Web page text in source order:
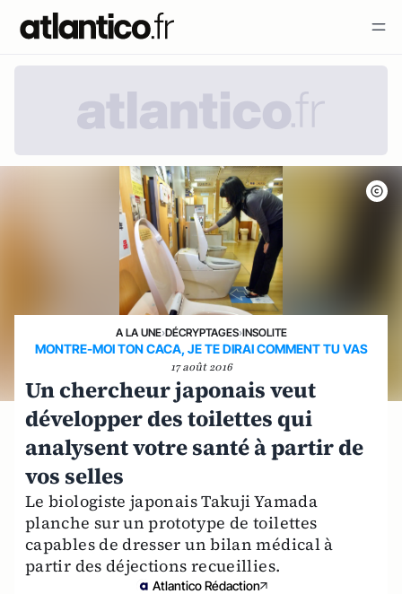
A LA UNE›DÉCRYPTAGES›INSOLITE
MONTRE-MOI TON CACA, JE TE DIRAI COMMENT TU VAS
17 août 2016
Un chercheur japonais veut
développer des toilettes qui
analysent votre santé à partir de
vos selles
Le biologiste japonais Takuji Yamada
planche sur un prototype de toilettes
capables de dresser un bilan médical à
partir des déjections recueillies.
Atlantico Rédaction